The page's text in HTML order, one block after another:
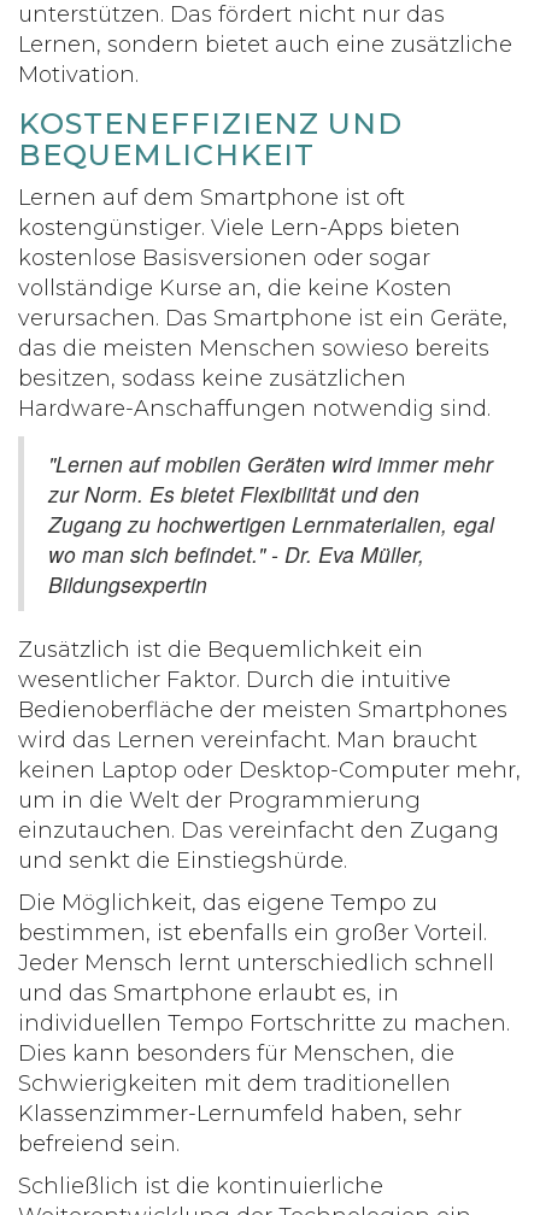
unterstützen. Das fördert nicht nur das
Lernen, sondern bietet auch eine zusätzliche
Motivation.
KOSTENEFFIZIENZ UND
BEQUEMLICHKEIT
Lernen auf dem Smartphone ist oft
kostengünstiger. Viele Lern-Apps bieten
kostenlose Basisversionen oder sogar
vollständige Kurse an, die keine Kosten
verursachen. Das Smartphone ist ein Geräte,
das die meisten Menschen sowieso bereits
besitzen, sodass keine zusätzlichen
Hardware-Anschaffungen notwendig sind.
"Lernen auf mobilen Geräten wird immer mehr
zur Norm. Es bietet Flexibilität und den
Zugang zu hochwertigen Lernmaterialien, egal
wo man sich befindet." - Dr. Eva Müller,
Bildungsexpertin
Zusätzlich ist die Bequemlichkeit ein
wesentlicher Faktor. Durch die intuitive
Bedienoberfläche der meisten Smartphones
wird das Lernen vereinfacht. Man braucht
keinen Laptop oder Desktop-Computer mehr,
um in die Welt der Programmierung
einzutauchen. Das vereinfacht den Zugang
und senkt die Einstiegshürde.
Die Möglichkeit, das eigene Tempo zu
bestimmen, ist ebenfalls ein großer Vorteil.
Jeder Mensch lernt unterschiedlich schnell
und das Smartphone erlaubt es, in
individuellen Tempo Fortschritte zu machen.
Dies kann besonders für Menschen, die
Schwierigkeiten mit dem traditionellen
Klassenzimmer-Lernumfeld haben, sehr
befreiend sein.
Schließlich ist die kontinuierliche